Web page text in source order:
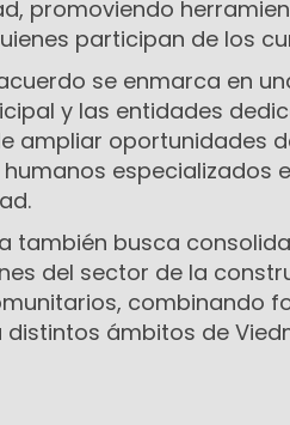
promoviendo
participan de los
se enmarca en
y las entidades
ampliar oportunidades
especializados
también busca
del sector de la
combinando
distintos ámbitos de